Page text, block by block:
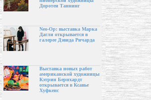
Доротеи Таннинг
Neo-Op: выставка Марка
Дагли открывается в
галерее Дэвида Ричарда
Выставка новых работ
американской художницы
Кэтрин Бернхардт
открывается в Ксавье
Хуфкенс